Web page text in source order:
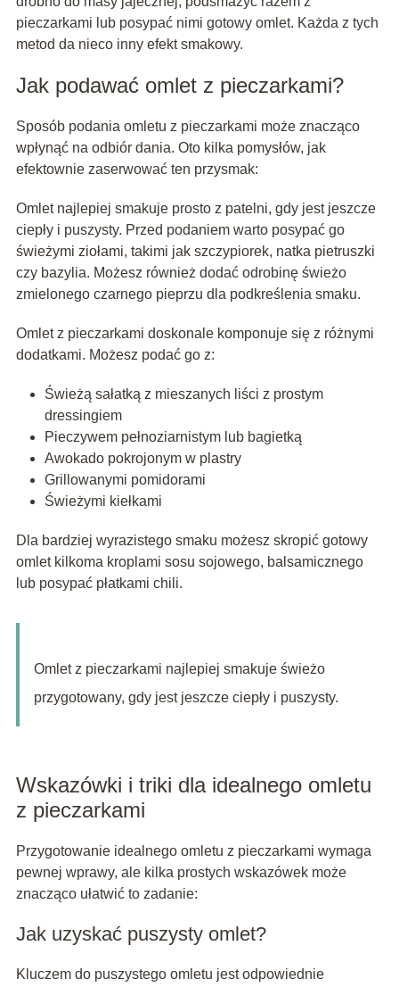
pieczarkami lub posypać nimi gotowy omlet. Każda z tych
metod da nieco inny efekt smakowy.
Jak podawać omlet z pieczarkami?
Sposób podania omletu z pieczarkami może znacząco
wpłynąć na odbiór dania. Oto kilka pomysłów, jak
efektownie zaserwować ten przysmak:
Omlet najlepiej smakuje prosto z patelni, gdy jest jeszcze
ciepły i puszysty. Przed podaniem warto posypać go
świeżymi ziołami, takimi jak szczypiorek, natka pietruszki
czy bazylia. Możesz również dodać odrobinę świeżo
zmielonego czarnego pieprzu dla podkreślenia smaku.
Omlet z pieczarkami doskonale komponuje się z różnymi
dodatkami. Możesz podać go z:
Świeżą sałatką z mieszanych liści z prostym
dressingiem
Pieczywem pełnoziarnistym lub bagietką
Awokado pokrojonym w plastry
Grillowanymi pomidorami
Świeżymi kiełkami
Dla bardziej wyrazistego smaku możesz skropić gotowy
omlet kilkoma kroplami sosu sojowego, balsamicznego
lub posypać płatkami chili.
Omlet z pieczarkami najlepiej smakuje świeżo
przygotowany, gdy jest jeszcze ciepły i puszysty.
Wskazówki i triki dla idealnego omletu
z pieczarkami
Przygotowanie idealnego omletu z pieczarkami wymaga
pewnej wprawy, ale kilka prostych wskazówek może
znacząco ułatwić to zadanie:
Jak uzyskać puszysty omlet?
Kluczem do puszystego omletu jest odpowiednie